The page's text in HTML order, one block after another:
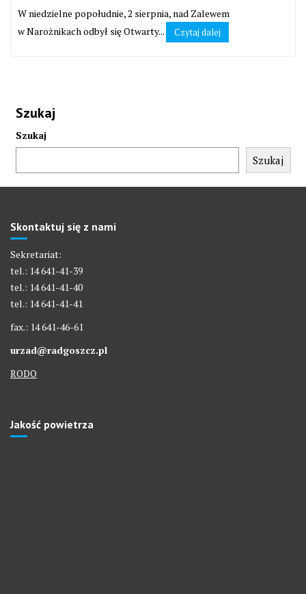
W niedzielne popołudnie, 2 sierpnia, nad Zalewem
w Narożnikach odbył się Otwarty...
Czytaj dalej
Szukaj
Szukaj
Szukaj
Skontaktuj się z nami
Sekretariat:
tel.: 14 641-41-39
tel.: 14 641-41-40
tel.: 14 641-41-41
fax.: 14 641-46-61
urzad@radgoszcz.pl
RODO
Jakość powietrza